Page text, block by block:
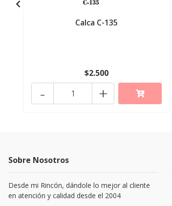
Calca C-135
$2.500
+
-
Sobre Nosotros
Desde mi Rincón, dándole lo mejor al cliente
en atención y calidad desde el 2004